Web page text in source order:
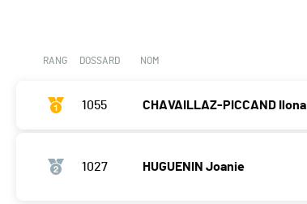
RANG DOSSARD NOM
1055 CHAVAILLAZ-PICCAND Ilona
1027 HUGUENIN Joanie